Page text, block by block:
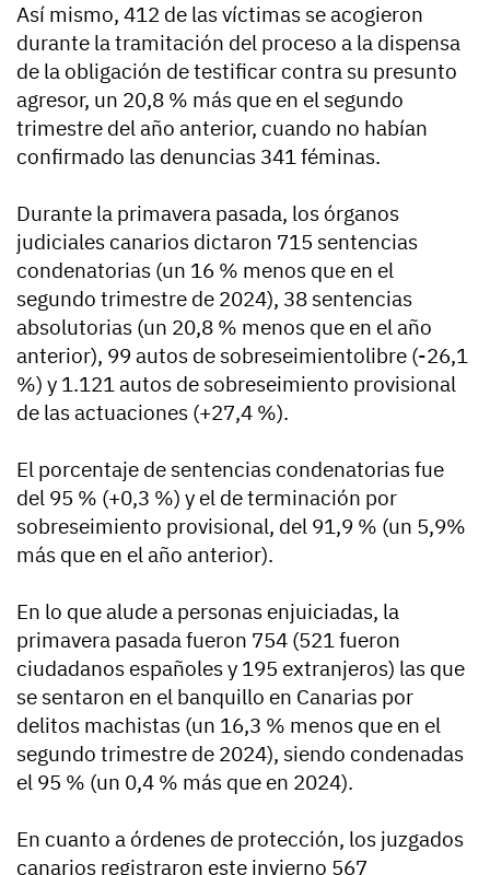
Así mismo, 412 de las víctimas se acogieron
durante la tramitación del proceso a la dispensa
de la obligación de testificar contra su presunto
agresor, un 20,8 % más que en el segundo
trimestre del año anterior, cuando no habían
confirmado las denuncias 341 féminas.
Durante la primavera pasada, los órganos
judiciales canarios dictaron 715 sentencias
condenatorias (un 16 % menos que en el
segundo trimestre de 2024), 38 sentencias
absolutorias (un 20,8 % menos que en el año
anterior), 99 autos de sobreseimientolibre (-26,1
%) y 1.121 autos de sobreseimiento provisional
de las actuaciones (+27,4 %).
El porcentaje de sentencias condenatorias fue
del 95 % (+0,3 %) y el de terminación por
sobreseimiento provisional, del 91,9 % (un 5,9%
más que en el año anterior).
En lo que alude a personas enjuiciadas, la
primavera pasada fueron 754 (521 fueron
ciudadanos españoles y 195 extranjeros) las que
se sentaron en el banquillo en Canarias por
delitos machistas (un 16,3 % menos que en el
segundo trimestre de 2024), siendo condenadas
el 95 % (un 0,4 % más que en 2024).
En cuanto a órdenes de protección, los juzgados
canarios registraron este invierno 567